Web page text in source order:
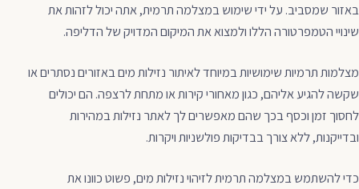
באזור שמסביב. על ידי שימוש במצלמה תרמית, אתה יכול לזהות את
שינויי הטמפרטורה הללו ולמצוא את המיקום המדויק של הדליפה.
מצלמות תרמיות שימושיות במיוחד לאיתור נזילות מים באזורים נסתרים או
שקשה להגיע אליהם, כגון מאחורי קירות או מתחת לרצפה. הם יכולים
לחסוך זמן וכסף בכך שהם מאפשרים לך לאתר נזילות במהירות
ובדייקנות, ללא צורך בבדיקות פולשניות ויקרות.
כדי להשתמש במצלמה תרמית לזיהוי נזילות מים, פשוט כוונו את